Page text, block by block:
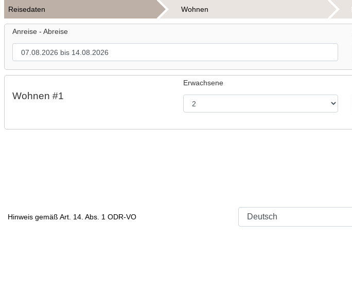
Reisedaten Wohnen
Anreise - Abreise
Wohnen #1
Erwachsene
Hinweis gemäß Art. 14. Abs. 1 ODR-VO